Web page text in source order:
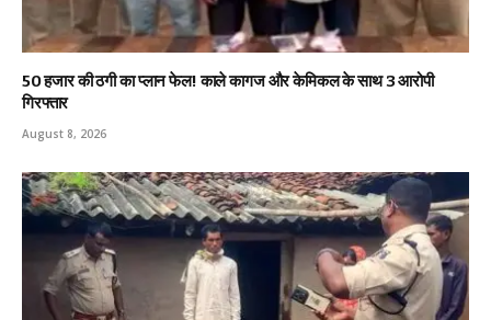
₹50 हजार की ठगी का प्लान फेल! काले कागज और केमिकल के साथ 3 आरोपी
गिरफ्तार
August 8, 2026